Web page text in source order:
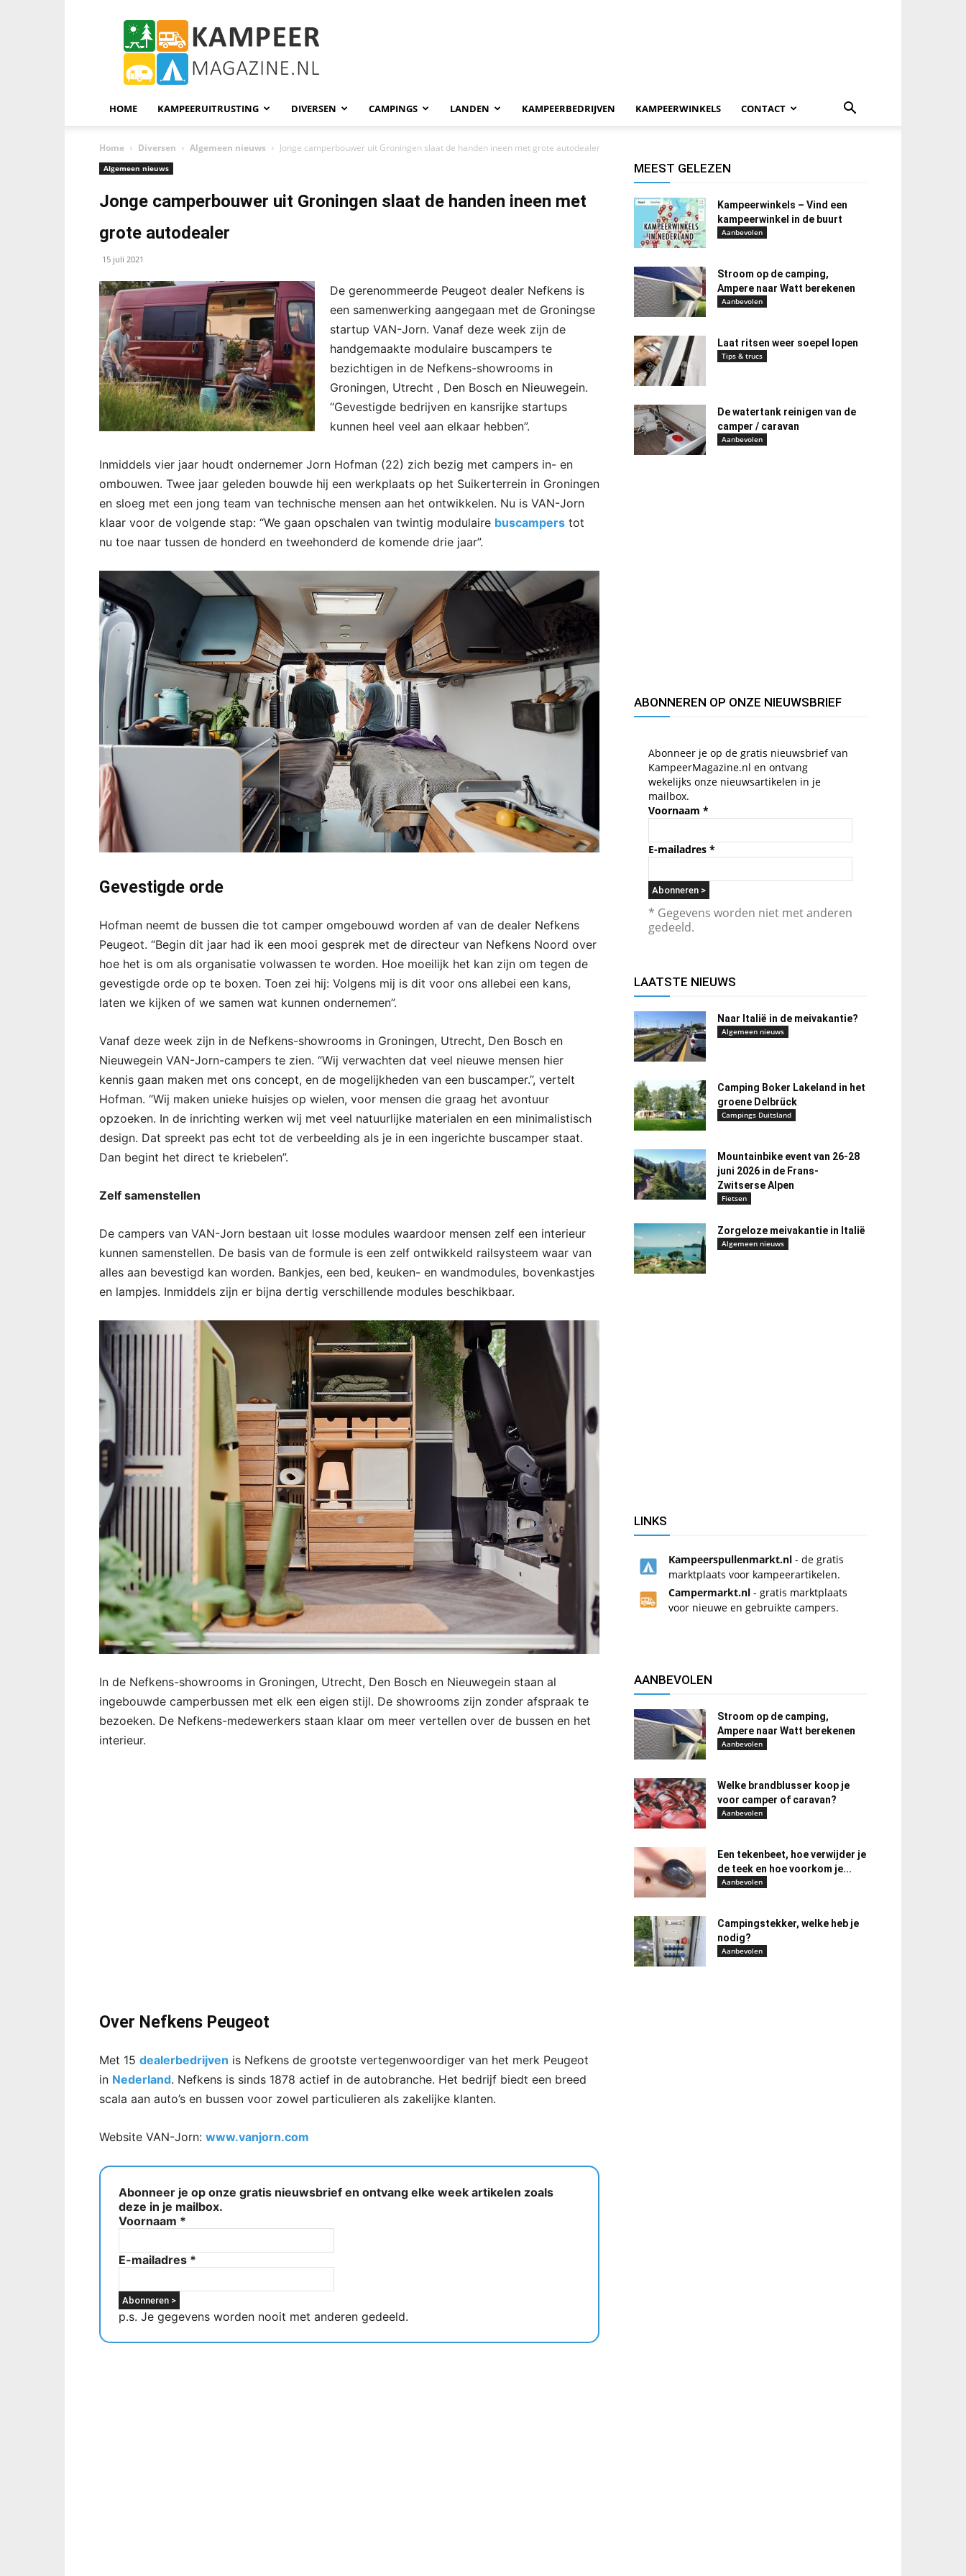
KampeerMagazine
HOME KAMPEERUITRUSTING DIVERSEN CAMPINGS LANDEN KAMPEERBEDRIJVEN KAMPEERWINKELS CONTACT
Home Diversen Algemeen nieuws Jonge camperbouwer uit Groningen slaat de handen ineen met grote autodealer
Algemeen nieuws
Jonge camperbouwer uit Groningen slaat de handen ineen met
grote autodealer
15 juli 2021
De gerenommeerde Peugeot dealer Nefkens is
een samenwerking aangegaan met de Groningse
startup VAN-Jorn. Vanaf deze week zijn de
handgemaakte modulaire buscampers te
bezichtigen in de Nefkens-showrooms in
Groningen, Utrecht , Den Bosch en Nieuwegein.
“Gevestigde bedrijven en kansrijke startups
kunnen heel veel aan elkaar hebben”.
Inmiddels vier jaar houdt ondernemer Jorn Hofman (22) zich bezig met campers in- en
ombouwen. Twee jaar geleden bouwde hij een werkplaats op het Suikerterrein in Groningen
en sloeg met een jong team van technische mensen aan het ontwikkelen. Nu is VAN-Jorn
klaar voor de volgende stap: “We gaan opschalen van twintig modulaire buscampers tot
nu toe naar tussen de honderd en tweehonderd de komende drie jaar”.
Gevestigde orde
Hofman neemt de bussen die tot camper omgebouwd worden af van de dealer Nefkens
Peugeot. “Begin dit jaar had ik een mooi gesprek met de directeur van Nefkens Noord over
hoe het is om als organisatie volwassen te worden. Hoe moeilijk het kan zijn om tegen de
gevestigde orde op te boxen. Toen zei hij: Volgens mij is dit voor ons allebei een kans,
laten we kijken of we samen wat kunnen ondernemen”.
Vanaf deze week zijn in de Nefkens-showrooms in Groningen, Utrecht, Den Bosch en
Nieuwegein VAN-Jorn-campers te zien. “Wij verwachten dat veel nieuwe mensen hier
kennis gaan maken met ons concept, en de mogelijkheden van een buscamper.”, vertelt
Hofman. “Wij maken unieke huisjes op wielen, voor mensen die graag het avontuur
opzoeken. In de inrichting werken wij met veel natuurlijke materialen en een minimalistisch
design. Dat spreekt pas echt tot de verbeelding als je in een ingerichte buscamper staat.
Dan begint het direct te kriebelen”.
Zelf samenstellen
De campers van VAN-Jorn bestaan uit losse modules waardoor mensen zelf een interieur
kunnen samenstellen. De basis van de formule is een zelf ontwikkeld railsysteem waar van
alles aan bevestigd kan worden. Bankjes, een bed, keuken- en wandmodules, bovenkastjes
en lampjes. Inmiddels zijn er bijna dertig verschillende modules beschikbaar.
In de Nefkens-showrooms in Groningen, Utrecht, Den Bosch en Nieuwegein staan al
ingebouwde camperbussen met elk een eigen stijl. De showrooms zijn zonder afspraak te
bezoeken. De Nefkens-medewerkers staan klaar om meer vertellen over de bussen en het
interieur.
Over Nefkens Peugeot
Met 15 dealerbedrijven is Nefkens de grootste vertegenwoordiger van het merk Peugeot
in Nederland. Nefkens is sinds 1878 actief in de autobranche. Het bedrijf biedt een breed
scala aan auto’s en bussen voor zowel particulieren als zakelijke klanten.
Website VAN-Jorn: www.vanjorn.com
Abonneer je op onze gratis nieuwsbrief en ontvang elke week artikelen zoals
deze in je mailbox.
Voornaam *
E-mailadres *
p.s. Je gegevens worden nooit met anderen gedeeld.
MEEST GELEZEN
Kampeerwinkels – Vind een
kampeerwinkel in de buurt
Aanbevolen
Stroom op de camping,
Ampere naar Watt berekenen
Aanbevolen
Laat ritsen weer soepel lopen
Tips & trucs
De watertank reinigen van de
camper / caravan
Aanbevolen
ABONNEREN OP ONZE NIEUWSBRIEF
Abonneer je op de gratis nieuwsbrief van
KampeerMagazine.nl en ontvang
wekelijks onze nieuwsartikelen in je
mailbox.
Voornaam *
E-mailadres *
* Gegevens worden niet met anderen
gedeeld.
LAATSTE NIEUWS
Naar Italië in de meivakantie?
Algemeen nieuws
Camping Boker Lakeland in het
groene Delbrück
Campings Duitsland
Mountainbike event van 26-28
juni 2026 in de Frans-
Zwitserse Alpen
Fietsen
Zorgeloze meivakantie in Italië
Algemeen nieuws
LINKS
Kampeerspullenmarkt.nl - de gratis
marktplaats voor kampeerartikelen.
Campermarkt.nl - gratis marktplaats
voor nieuwe en gebruikte campers.
AANBEVOLEN
Stroom op de camping,
Ampere naar Watt berekenen
Aanbevolen
Welke brandblusser koop je
voor camper of caravan?
Aanbevolen
Een tekenbeet, hoe verwijder je
de teek en hoe voorkom je...
Aanbevolen
Campingstekker, welke heb je
nodig?
Aanbevolen